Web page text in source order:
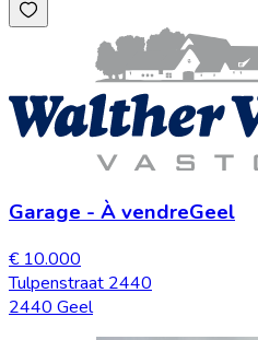
Garage - À vendreGeel
€ 10.000
Tulpenstraat 2440
2440 Geel